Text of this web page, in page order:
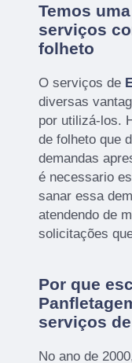
Temos
serviços
folheto
O serviços de
diversas
por utilizá-los.
de folheto que
demandas
é necessario
sanar essa
atendendo de
solicitações
Por que
serviços
No ano de